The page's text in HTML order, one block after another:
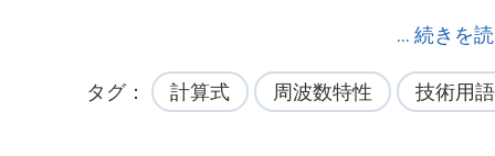
... 続きを
タグ 計算式 周波数特性 技術用語